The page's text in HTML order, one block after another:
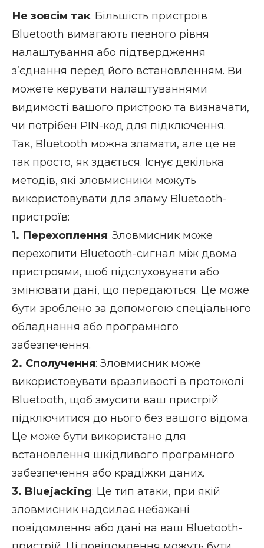
Не зовсім так. Більшість пристроїв
Bluetooth вимагають певного рівня
налаштування або підтвердження
з’єднання перед його встановленням. Ви
можете керувати налаштуваннями
видимості вашого пристрою та визначати,
чи потрібен PIN-код для підключення.
Так, Bluetooth можна зламати, але це не
так просто, як здається. Існує декілька
методів, які зловмисники можуть
використовувати для зламу Bluetooth-
пристроїв:
1. Перехоплення: Зловмисник може
перехопити Bluetooth-сигнал між двома
пристроями, щоб підслуховувати або
змінювати дані, що передаються. Це може
бути зроблено за допомогою спеціального
обладнання або програмного
забезпечення.
2. Сполучення: Зловмисник може
використовувати вразливості в протоколі
Bluetooth, щоб змусити ваш пристрій
підключитися до нього без вашого відома.
Це може бути використано для
встановлення шкідливого програмного
забезпечення або крадіжки даних.
3. Bluejacking: Це тип атаки, при якій
зловмисник надсилає небажані
повідомлення або дані на ваш Bluetooth-